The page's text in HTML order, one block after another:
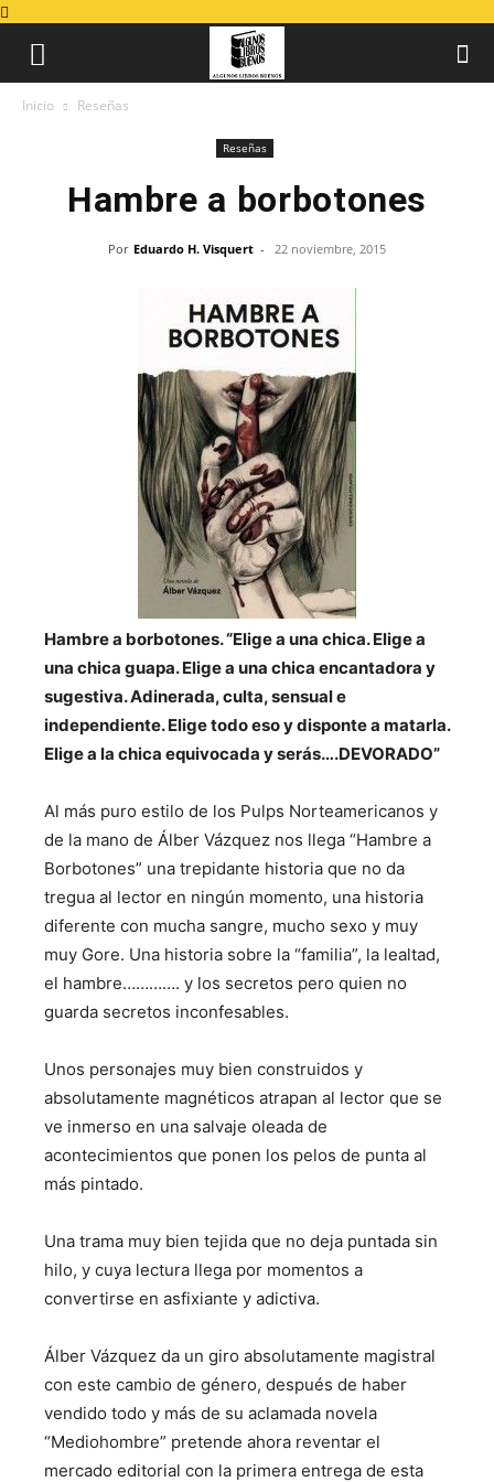
Inicio Reseñas
Reseñas
Hambre a borbotones
Por Eduardo H. Visquert - 22 noviembre, 2015
Hambre a borbotones. “Elige a una chica. Elige a
una chica guapa. Elige a una chica encantadora y
sugestiva. Adinerada, culta, sensual e
independiente. Elige todo eso y disponte a matarla.
Elige a la chica equivocada y serás….DEVORADO”
Al más puro estilo de los Pulps Norteamericanos y
de la mano de Álber Vázquez nos llega “Hambre a
Borbotones” una trepidante historia que no da
tregua al lector en ningún momento, una historia
diferente con mucha sangre, mucho sexo y muy
muy Gore. Una historia sobre la “familia”, la lealtad,
el hambre…………. y los secretos pero quien no
guarda secretos inconfesables.
Unos personajes muy bien construidos y
absolutamente magnéticos atrapan al lector que se
ve inmerso en una salvaje oleada de
acontecimientos que ponen los pelos de punta al
más pintado.
Una trama muy bien tejida que no deja puntada sin
hilo, y cuya lectura llega por momentos a
convertirse en asfixiante y adictiva.
Álber Vázquez da un giro absolutamente magistral
con este cambio de género, después de haber
vendido todo y más de su aclamada novela
“Mediohombre” pretende ahora reventar el
mercado editorial con la primera entrega de esta